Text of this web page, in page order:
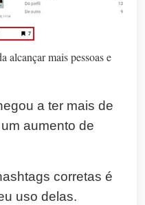
alcançar mais pessoas e
a ter mais de
aumento de
corretas é
uso delas.